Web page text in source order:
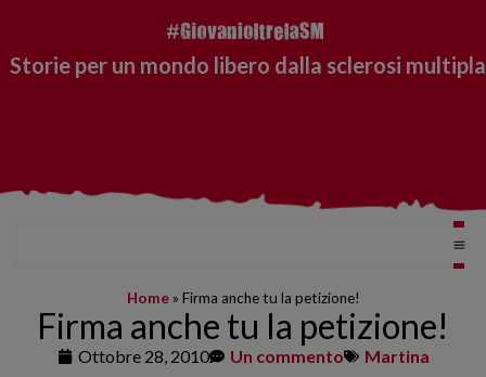
Storie per un mondo libero dalla sclerosi multipla
Home» Firma anche tu la petizione!
Firma anche tu la petizione!
Ottobre 28, 2010 Un commento Martina